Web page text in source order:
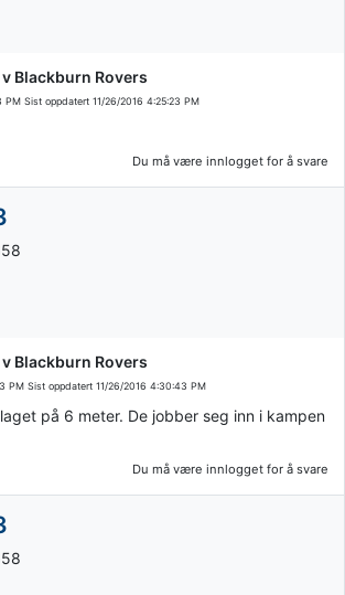
Blackburn Rovers
PM Sist oppdatert 11/26/2016 4:25:23 PM
Du må være innlogget for å svare
Blackburn Rovers
PM Sist oppdatert 11/26/2016 4:30:43 PM
på 6 meter. De jobber seg inn i kampen
Du må være innlogget for å svare